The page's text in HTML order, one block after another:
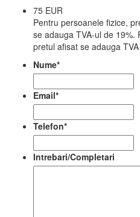
75 EUR
Pentru persoanele fizice,
se adauga TVA-ul de 19%.
pretul afisat se adauga
Nume*
Email*
Telefon*
Intrebari/Completari